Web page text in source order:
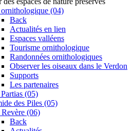
(04)
Back
Actualités en lien
Espaces valléens
Tourisme ornithologique
Randonnées ornithologiques
Observer les oiseaux dans le Verdon
Supports
Les partenaires
(05)
des Piles (05)
(06)
Back